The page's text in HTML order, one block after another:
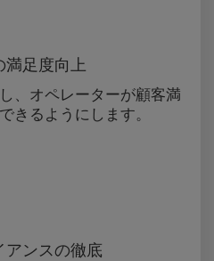
満足度向上
、オペレーターが顧客満
きるようにします。
アンスの徹底